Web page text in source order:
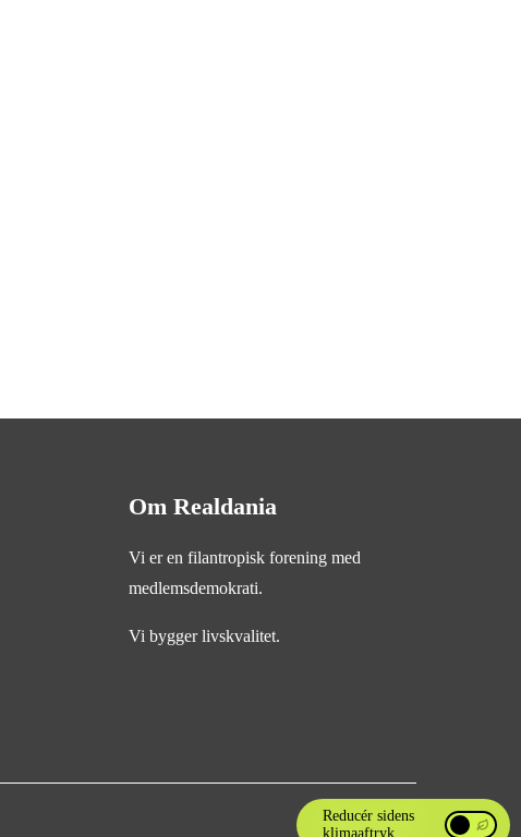
Reducér sidens
klimaaftryk
Om Realdania
Vi er en filantropisk forening med
medlemsdemokrati.
Vi bygger livskvalitet.